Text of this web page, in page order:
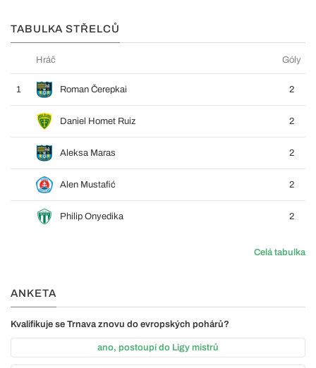
TABULKA STŘELCŮ
Hráč Góly
1 Roman Čerepkai 2
Daniel Homet Ruiz 2
Aleksa Maras 2
Alen Mustafić 2
Philip Onyedika 2
Celá tabulka
ANKETA
Kvalifikuje se Trnava znovu do evropských pohárů?
ano, postoupí do Ligy mistrů